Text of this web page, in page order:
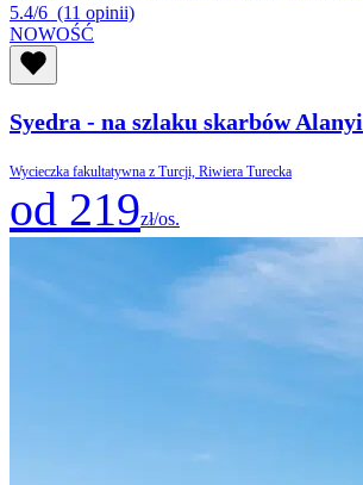
5.4/6 (11 opinii)
NOWOŚĆ
Syedra - na szlaku skarbów Alanyi
Wycieczka fakultatywna z Turcji, Riwiera Turecka
od 219zł/os.